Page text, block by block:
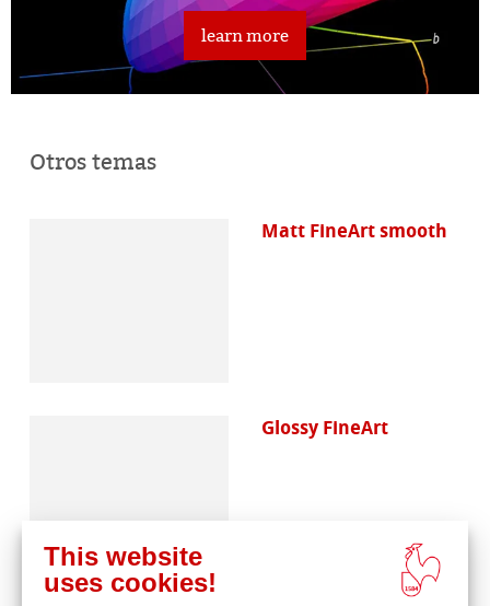
learn more
Otros temas
Matt FineArt smooth
Glossy FineArt
This website
uses cookies!